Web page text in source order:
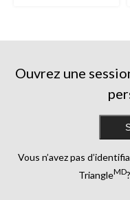
Ouvrez une
Vous n’avez pas
TriangleMD?